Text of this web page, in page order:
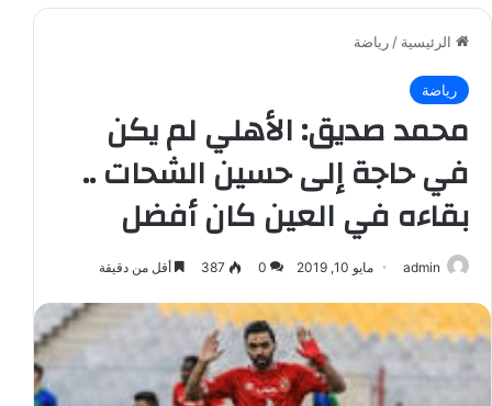
الرئيسية / رياضة
رياضة
محمد صديق: الأهلي لم يكن
في حاجة إلى حسين الشحات ..
بقاءه في العين كان أفضل
admin مايو 10, 2019 0
387 أقل من دقيقة